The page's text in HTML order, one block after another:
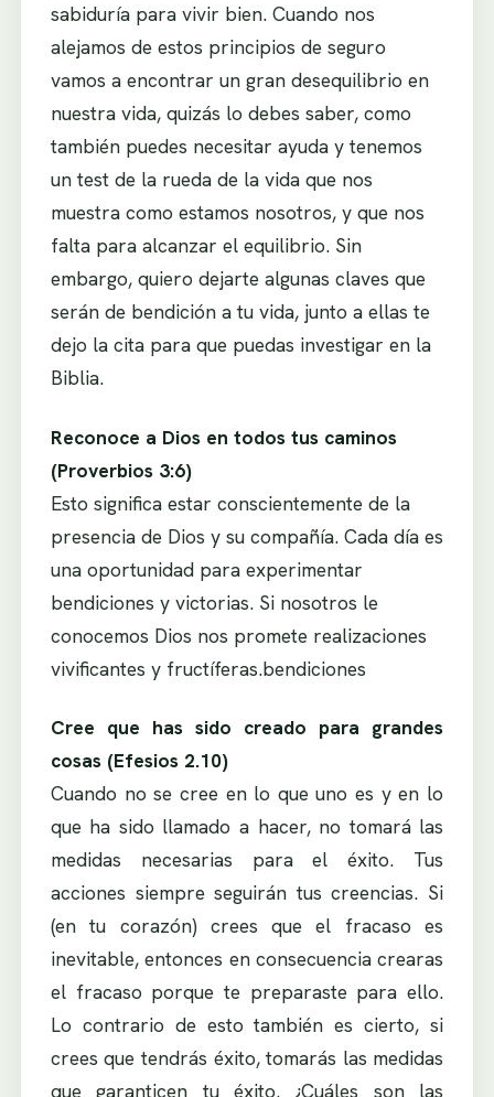
sabiduría para vivir bien. Cuando nos
alejamos de estos principios de seguro
vamos a encontrar un gran desequilibrio en
nuestra vida, quizás lo debes saber, como
también puedes necesitar ayuda y tenemos
un test de la rueda de la vida que nos
muestra como estamos nosotros, y que nos
falta para alcanzar el equilibrio. Sin
embargo, quiero dejarte algunas claves que
serán de bendición a tu vida, junto a ellas te
dejo la cita para que puedas investigar en la
Biblia.
Reconoce a Dios en todos tus caminos
(Proverbios 3:6)
Esto significa estar conscientemente de la
presencia de Dios y su compañía. Cada día es
una oportunidad para experimentar
bendiciones y victorias. Si nosotros le
conocemos Dios nos promete realizaciones
vivificantes y fructíferas.bendiciones
Cree que has sido creado para grandes
cosas (Efesios 2.10)
Cuando no se cree en lo que uno es y en lo
que ha sido llamado a hacer, no tomará las
medidas necesarias para el éxito. Tus
acciones siempre seguirán tus creencias. Si
(en tu corazón) crees que el fracaso es
inevitable, entonces en consecuencia crearas
el fracaso porque te preparaste para ello.
Lo contrario de esto también es cierto, si
crees que tendrás éxito, tomarás las medidas
que garanticen tu éxito. ¿Cuáles son las